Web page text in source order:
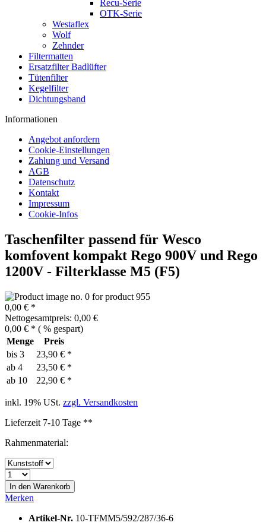
Recu-Serie
OTK-Serie
Westaflex
Wolf
Zehnder
Filtermatten
Ersatzfilter Badlüfter
Tütenfilter
Kegelfilter
Dichtungsband
Informationen
Angebot anfordern
Cookie-Einstellungen
Zahlung und Versand
AGB
Datenschutz
Kontakt
Impressum
Cookie-Infos
Taschenfilter passend für Wesco
komfovent kompakt Rego 900V und Rego
1200V - Filterklasse M5 (F5)
0,00 € *
Nettogesamtpreis: 0,00 €
0,00 € * ( % gespart)
Menge
Preis
bis 3
23,90 € *
ab 4
23,50 € *
ab 10 22,90 € *
inkl. 19% USt. zzgl. Versandkosten
Lieferzeit 7-10 Tage **
Rahmenmaterial:
In den Warenkorb
Merken
Artikel-Nr. 10-TFMM5/592/287/36-6